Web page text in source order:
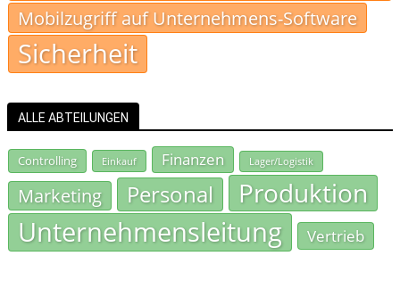
Mobilzugriff auf Unternehmens-Software
Sicherheit
ALLE ABTEILUNGEN
Controlling Einkauf Finanzen Lager/Logistik
Marketing Personal Produktion
Unternehmensleitung Vertrieb